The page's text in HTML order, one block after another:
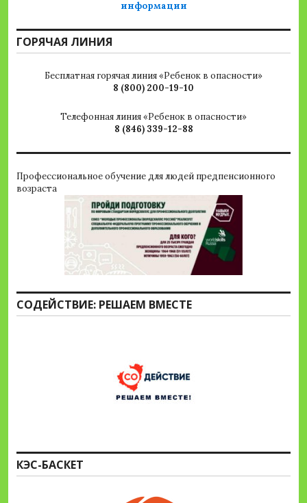
ГОРЯЧАЯ ЛИНИЯ
Бесплатная горячая линия «Ребенок в опасности»
8 (800) 200-19-10
Телефонная линия «Ребенок в опасности»
8 (846) 339-12-88
Профессиональное обучение для людей предпенсионного
возраста
СОДЕЙСТВИЕ: РЕШАЕМ ВМЕСТЕ
КЭС-БАСКЕТ